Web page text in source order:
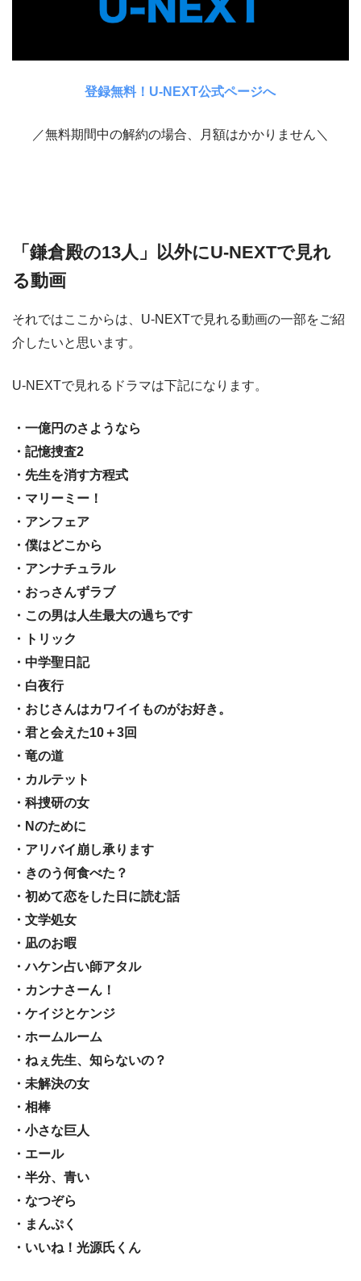
登録無料！U-NEXT公式ページへ
／無料期間中の解約の場合、月額はかかりません＼
「鎌倉殿の13人」以外にU-NEXTで見れ
る動画
それではここからは、U-NEXTで見れる動画の一部をご紹
介したいと思います。
U-NEXTで見れるドラマは下記になります。
・一億円のさようなら
・記憶捜査2
・先生を消す方程式
・マリーミー！
・アンフェア
・僕はどこから
・アンナチュラル
・おっさんずラブ
・この男は人生最大の過ちです
・トリック
・中学聖日記
・白夜行
・おじさんはカワイイものがお好き。
・君と会えた10＋3回
・竜の道
・カルテット
・科捜研の女
・Nのために
・アリバイ崩し承ります
・きのう何食べた？
・初めて恋をした日に読む話
・文学処女
・凪のお暇
・ハケン占い師アタル
・カンナさーん！
・ケイジとケンジ
・ホームルーム
・ねぇ先生、知らないの？
・未解決の女
・相棒
・小さな巨人
・エール
・半分、青い
・なつぞら
・まんぷく
・いいね！光源氏くん